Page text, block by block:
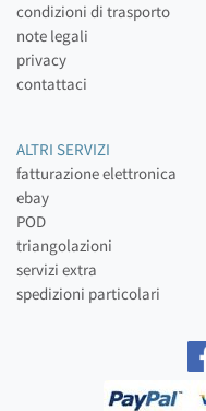
condizioni di trasporto
note legali
privacy
contattaci
ALTRI SERVIZI
fatturazione elettronica
ebay
POD
triangolazioni
servizi extra
spedizioni particolari